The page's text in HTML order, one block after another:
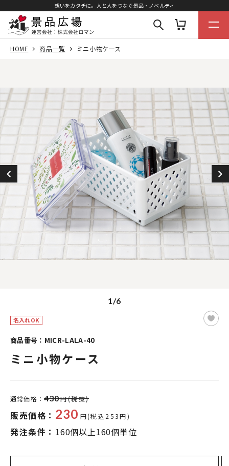
想いをカタチに。人と人をつなぐ景品・ノベルティ
HOME 商品一覧 ミニ小物ケース
1/6
名入れOK
商品番号：MICR-LALA-40
ミニ小物ケース
通常価格： 430円(税抜)
販売価格： 230 円(税込253円)
発注条件： 160個以上160個単位